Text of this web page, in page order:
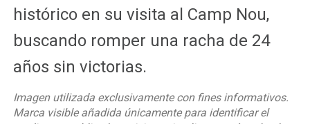
histórico en su visita al Camp Nou,
buscando romper una racha de 24
años sin victorias.
Imagen utilizada exclusivamente con fines informativos.
Marca visible añadida únicamente para identificar el